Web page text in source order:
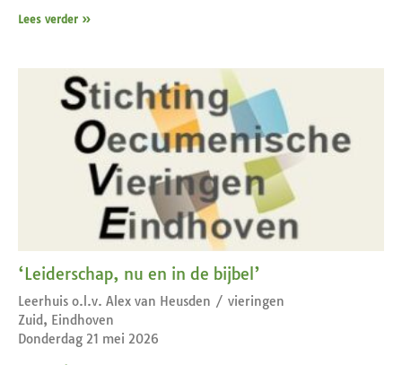
Lees verder »
‘Leiderschap, nu en in de bijbel’
Leerhuis o.l.v. Alex van Heusden / vieringen
Zuid, Eindhoven
Donderdag 21 mei 2026